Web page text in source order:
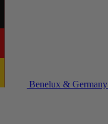
Benelux & Germany